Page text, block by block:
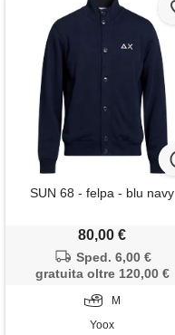
SUN 68 - felpa - blu navy
80,00 €
Sped. 6,00 €
gratuita oltre 120,00 €
M
Yoox